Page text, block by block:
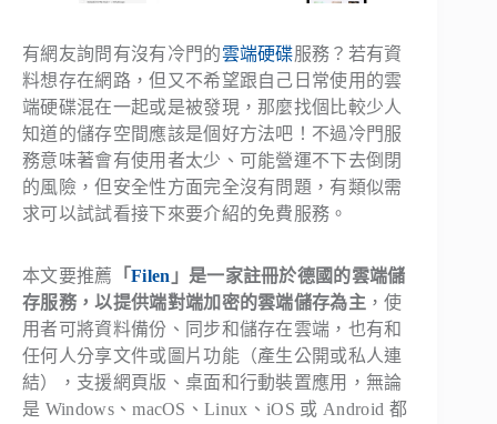
有網友詢問有沒有冷門的雲端硬碟服務？若有資
料想存在網路，但又不希望跟自己日常使用的雲
端硬碟混在一起或是被發現，那麼找個比較少人
知道的儲存空間應該是個好方法吧！不過冷門服
務意味著會有使用者太少、可能營運不下去倒閉
的風險，但安全性方面完全沒有問題，有類似需
求可以試試看接下來要介紹的免費服務。
本文要推薦 「Filen 」是一家註冊於德國的雲端儲
存服務，以提供端對端加密的雲端儲存為主 ，使
用者可將資料備份、同步和儲存在雲端，也有和
任何人分享文件或圖片功能（產生公開或私人連
結），支援網頁版、桌面和行動裝置應用，無論
是 Windows、macOS、Linux、iOS 或 Android 都